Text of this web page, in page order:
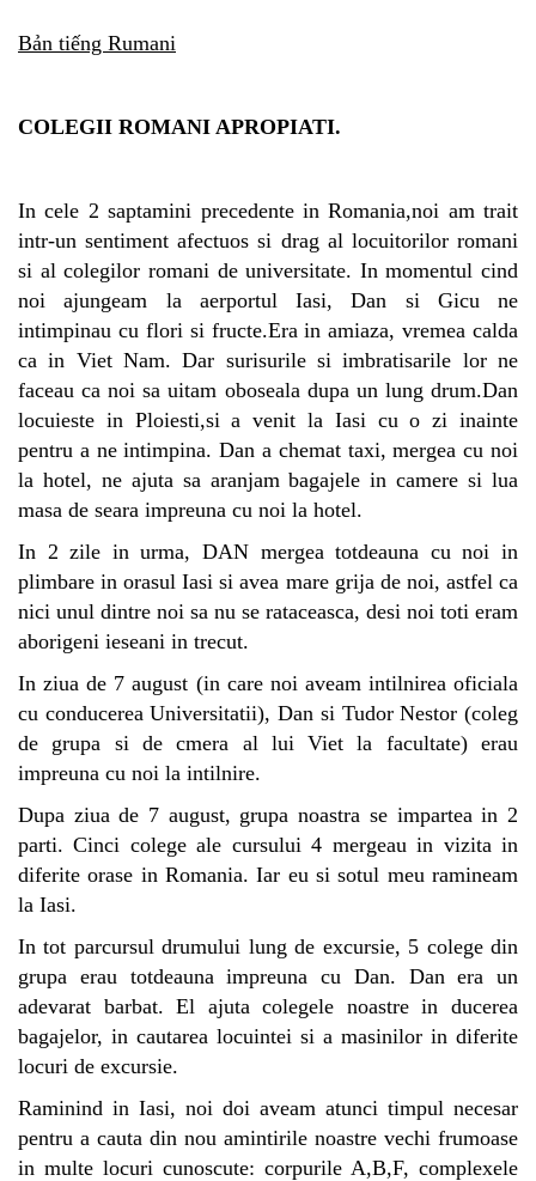
Bản tiếng Rumani
COLEGII ROMANI APROPIATI.
In cele 2 saptamini precedente in Romania,noi am trait
intr-un sentiment afectuos si drag al locuitorilor romani
si al colegilor romani de universitate. In momentul cind
noi ajungeam la aerportul Iasi, Dan si Gicu ne
intimpinau cu flori si fructe.Era in amiaza, vremea calda
ca in Viet Nam. Dar surisurile si imbratisarile lor ne
faceau ca noi sa uitam oboseala dupa un lung drum.Dan
locuieste in Ploiesti,si a venit la Iasi cu o zi inainte
pentru a ne intimpina. Dan a chemat taxi, mergea cu noi
la hotel, ne ajuta sa aranjam bagajele in camere si lua
masa de seara impreuna cu noi la hotel.
In 2 zile in urma, DAN mergea totdeauna cu noi in
plimbare in orasul Iasi si avea mare grija de noi, astfel ca
nici unul dintre noi sa nu se rataceasca, desi noi toti eram
aborigeni ieseani in trecut.
In ziua de 7 august (in care noi aveam intilnirea oficiala
cu conducerea Universitatii), Dan si Tudor Nestor (coleg
de grupa si de cmera al lui Viet la facultate) erau
impreuna cu noi la intilnire.
Dupa ziua de 7 august, grupa noastra se impartea in 2
parti. Cinci colege ale cursului 4 mergeau in vizita in
diferite orase in Romania. Iar eu si sotul meu ramineam
la Iasi.
In tot parcursul drumului lung de excursie, 5 colege din
grupa erau totdeauna impreuna cu Dan. Dan era un
adevarat barbat. El ajuta colegele noastre in ducerea
bagajelor, in cautarea locuintei si a masinilor in diferite
locuri de excursie.
Raminind in Iasi, noi doi aveam atunci timpul necesar
pentru a cauta din nou amintirile noastre vechi frumoase
in multe locuri cunoscute: corpurile A,B,F, complexele